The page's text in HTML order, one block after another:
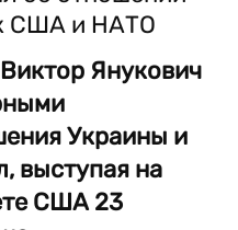
Янукович
Украины и
выступая на
США 23